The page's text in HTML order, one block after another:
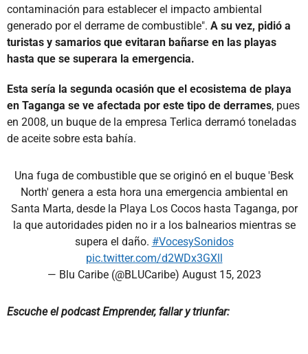
contaminación para establecer el impacto ambiental
generado por el derrame de combustible". A su vez, pidió a
turistas y samarios que evitaran bañarse en las playas
hasta que se superara la emergencia.
Esta sería la segunda ocasión que el ecosistema de playa
en Taganga se ve afectada por este tipo de derrames, pues
en 2008, un buque de la empresa Terlica derramó toneladas
de aceite sobre esta bahía.
Una fuga de combustible que se originó en el buque 'Besk
North' genera a esta hora una emergencia ambiental en
Santa Marta, desde la Playa Los Cocos hasta Taganga, por
la que autoridades piden no ir a los balnearios mientras se
supera el daño. #VocesySonidos
pic.twitter.com/d2WDx3GXll
— Blu Caribe (@BLUCaribe) August 15, 2023
Escuche el podcast Emprender, fallar y triunfar: